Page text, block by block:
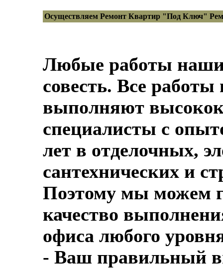
Осуществляем Ремонт Квартир "Под Ключ"
Любые работы
совесть. Все
выполняют
специалисты с
лет в отделочных,
сантехнических и
Поэтому мы можем
качество
офиса любого
- Ваш правильный